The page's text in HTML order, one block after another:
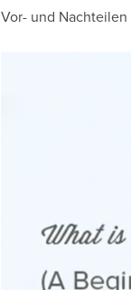
Vor- und